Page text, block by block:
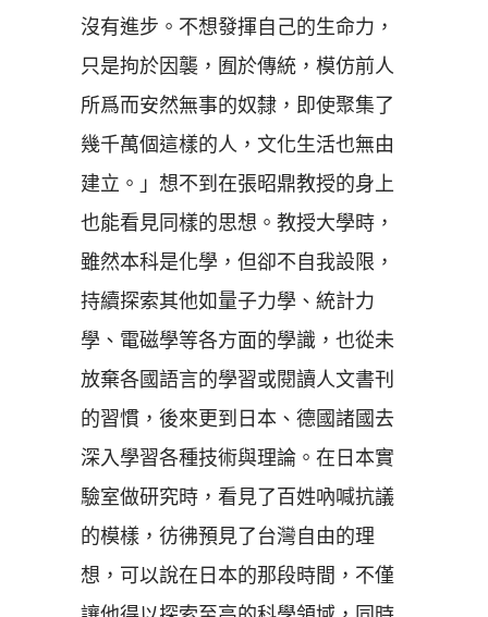
沒有進步。不想發揮自己的生命力，
只是拘於因襲，囿於傳統，模仿前人
所爲而安然無事的奴隸，即使聚集了
幾千萬個這樣的人，文化生活也無由
建立。」想不到在張昭鼎教授的身上
也能看見同樣的思想。教授大學時，
雖然本科是化學，但卻不自我設限，
持續探索其他如量子力學、統計力
學、電磁學等各方面的學識，也從未
放棄各國語言的學習或閱讀人文書刊
的習慣，後來更到日本、德國諸國去
深入學習各種技術與理論。在日本實
驗室做研究時，看見了百姓吶喊抗議
的模樣，彷彿預見了台灣自由的理
想，可以說在日本的那段時間，不僅